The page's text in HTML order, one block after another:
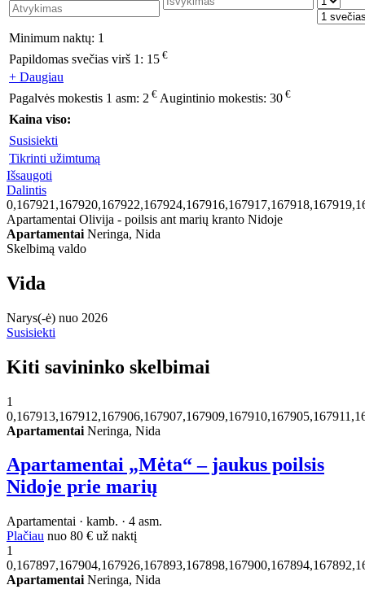
Minimum naktų: 1
Papildomas svečias virš 1: 15 €
+ Daugiau
Pagalvės mokestis 1 asm: 2 € Augintinio mokestis: 30 €
Kaina viso:
Susisiekti
Tikrinti užimtumą
Išsaugoti
Dalintis
Apartamentai Olivija - poilsis ant marių kranto Nidoje
Apartamentai Neringa, Nida
Skelbimą valdo
Vida
Narys(-ė) nuo 2026
Susisiekti
Kiti savininko skelbimai
1
Apartamentai Neringa, Nida
Apartamentai „Mėta“ – jaukus poilsis
Nidoje prie marių
Apartamentai · kamb. · 4 asm.
Plačiau nuo 80 € už naktį
1
Apartamentai Neringa, Nida